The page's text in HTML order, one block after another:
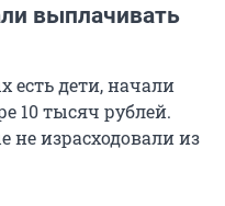
выплачивать
есть дети, начали
10 тысяч рублей.
не израсходовали из